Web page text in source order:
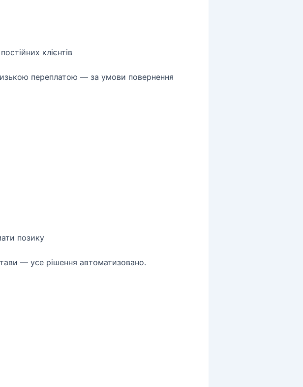
клієнтів
переплатою — за умови повернення
позику
— усе рішення автоматизовано.